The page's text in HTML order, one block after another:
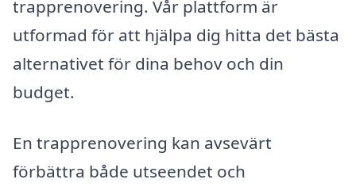
trapprenovering. Vår plattform är
utformad för att hjälpa dig hitta det bästa
alternativet för dina behov och din
budget.
En trapprenovering kan avsevärt
förbättra både utseendet och